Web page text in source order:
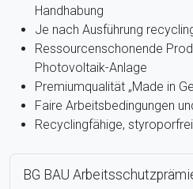
Handhabung
Je nach Ausführung
Ressourcenschonende
Photovoltaik-Anlage
Premiumqualität „Made in
Faire Arbeitsbedingungen
Recyclingfähige,
BG BAU